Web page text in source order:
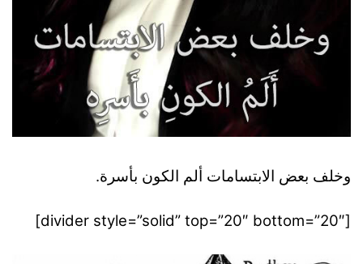
وخلف بعض الابتسامات ألم الكون بأسرة.
[divider style=”solid” top=”20″ bottom=”20″]